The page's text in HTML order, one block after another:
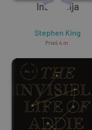
Institucija
Stephen King
Prieš 4 m.